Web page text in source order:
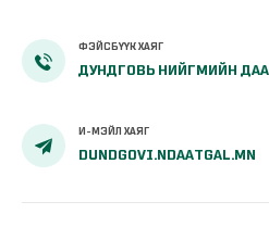
ФЭЙСБҮҮК ХАЯГ
ДУНДГОВЬ НИЙГМИЙН
И-МЭЙЛ ХАЯГ
DUNDGOVI.NDAATGAL.MN